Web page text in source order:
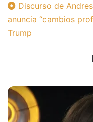
Discurso de
anuncia “cambios
Trump